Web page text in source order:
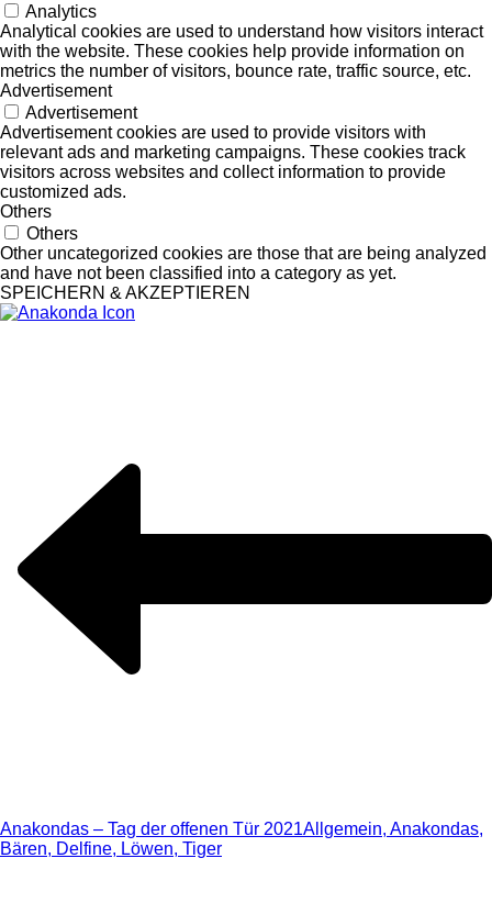
Analytics
Analytical cookies are used to understand how visitors interact
with the website. These cookies help provide information on
metrics the number of visitors, bounce rate, traffic source, etc.
Advertisement
Advertisement
Advertisement cookies are used to provide visitors with
relevant ads and marketing campaigns. These cookies track
visitors across websites and collect information to provide
customized ads.
Others
Others
Other uncategorized cookies are those that are being analyzed
and have not been classified into a category as yet.
SPEICHERN & AKZEPTIEREN
Anakondas – Tag der offenen Tür 2021Allgemein, Anakondas,
Bären, Delfine, Löwen, Tiger